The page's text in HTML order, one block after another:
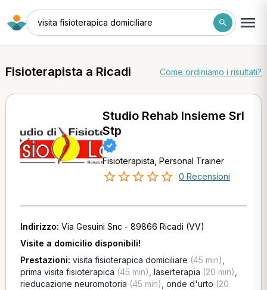
visita fisioterapica domiciliare
Fisioterapista a Ricadi Come ordiniamo i risultati?
Studio Rehab Insieme Srl
Stp
Fisioterapista, Personal Trainer
0 Recensioni
Indirizzo: Via Gesuini Snc - 89866 Ricadi (VV)
Visite a domicilio disponibili!
Prestazioni: visita fisioterapica domiciliare (45 min)
prima visita fisioterapica (45 min) laserterapia (20 min)
rieducazione neuromotoria (45 min) onde d'urto (20